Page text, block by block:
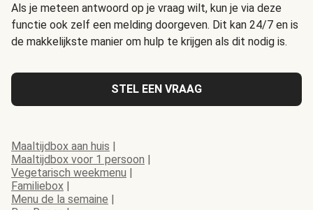
Als je meteen antwoord op je vraag wilt, kun je via deze
functie ook zelf een melding doorgeven. Dit kan 24/7 en is
de makkelijkste manier om hulp te krijgen als dit nodig is.
STEL EEN VRAAG
Maaltijdbox aan huis |
Maaltijdbox voor 1 persoon |
Vegetarisch weekmenu |
Familiebox |
Menu de la semaine |